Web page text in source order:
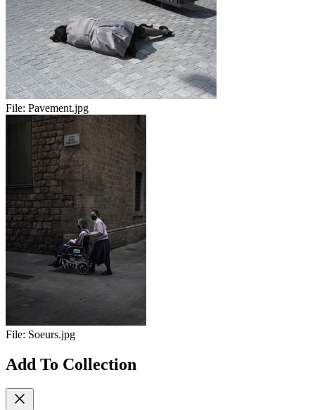
File: Pavement.jpg
File: Soeurs.jpg
Add To Collection